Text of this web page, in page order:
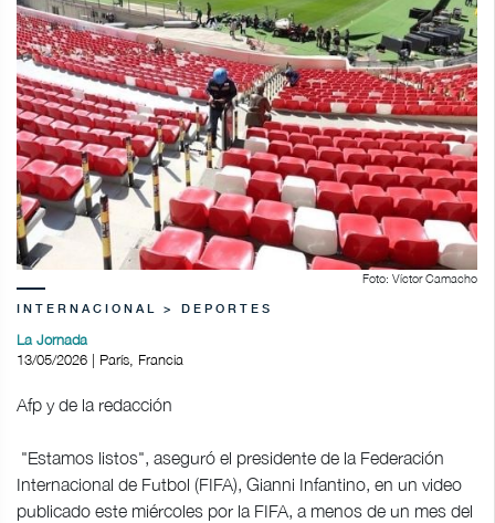
Foto: Víctor Camacho
INTERNACIONAL > DEPORTES
La Jornada
13/05/2026 | París, Francia
Afp y de la redacción
"Estamos listos", aseguró el presidente de la Federación
Internacional de Futbol (FIFA), Gianni Infantino, en un video
publicado este miércoles por la FIFA, a menos de un mes del